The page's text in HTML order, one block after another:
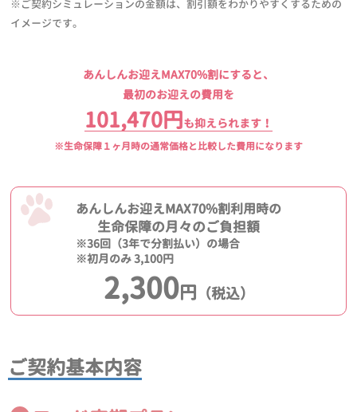
※ご契約シミュレーションの金額は、割引額をわかりやすくするための
イメージです。
あんしんお迎えMAX70%割にすると、
最初のお迎えの費用を
101,470円も抑えられます！
※生命保障１ヶ月時の通常価格と比較した費用になります
あんしんお迎えMAX70%割利用時の
生命保障の月々のご負担額
※36回（3年で分割払い）の場合
※初月のみ 3,100円
2,300円 （税込）
ご契約基本内容